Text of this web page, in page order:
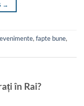
→
evenimente, fapte bune,
în Rai?